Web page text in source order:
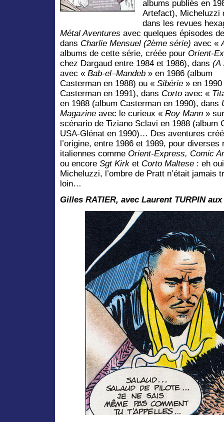
albums publiés en
Artefact), Micheluzzi
dans les revues
Métal Aventures avec quelques épisodes
dans Charlie Mensuel (2ème série) avec «
albums de cette série, créée pour Orient-
chez Dargaud entre 1984 et 1986), dans (A
avec « Bab-el–Mandeb » en 1986 (album
Casterman en 1988) ou « Sibérie » en
Casterman en 1991), dans Corto avec «
en 1988 (album Casterman en 1990), dans
Magazine avec le curieux « Roy Mann »
scénario de Tiziano Sclavi en 1988 (album
USA-Glénat en 1990)… Des aventures
l’origine, entre 1986 et 1989, pour diverses
italiennes comme Orient-Express, Comic
ou encore Sgt Kirk et Corto Maltese : eh
Micheluzzi, l’ombre de Pratt n’était jamais
loin…
Gilles RATIER, avec Laurent TURPIN